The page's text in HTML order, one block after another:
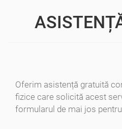
Oferim asistență gratuită
fizice care solicită acest
formularul de mai jos